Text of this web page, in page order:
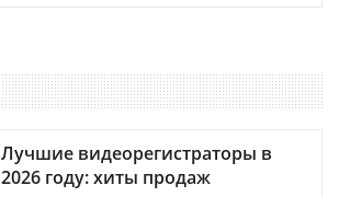
Лучшие видеорегистраторы в
2026 году: хиты продаж